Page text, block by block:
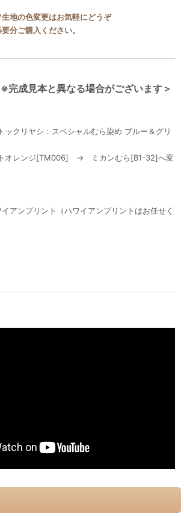
地の色変更はお気軽にどうぞ
分ご購入ください。
成見本と異なる場合がございます＞
ックリヤシ：スペシャルむら染め ブルー＆グリ
オレンジ[TM006] → ミカンむら[B1-32]へ変
アンプリント（ハワイアンプリントはお任せく